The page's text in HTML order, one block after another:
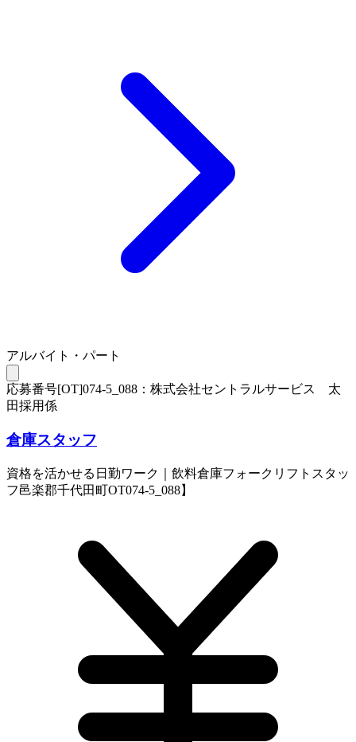
アルバイト・パート
応募番号[OT]074-5_088：株式会社セントラルサービス 太
田採用係
倉庫スタッフ
資格を活かせる日勤ワーク｜飲料倉庫フォークリフトスタッ
フ邑楽郡千代田町OT074-5_088】